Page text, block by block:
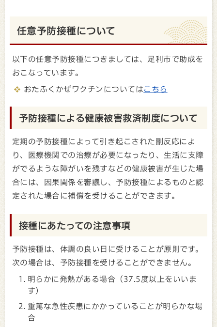
任意予防接種について
以下の任意予防接種につきましては、足利市で助成を
おこなっています。
おたふくかぜワクチンについてはこちら
予防接種による健康被害救済制度について
定期の予防接種によって引き起こされた副反応によ
り、医療機関での治療が必要になったり、生活に支障
がでるような障がいを残すなどの健康被害が生じた場
合には、因果関係を審議し、予防接種によるものと認
定された場合に補償を受けることができます。
接種にあたっての注意事項
予防接種は、体調の良い日に受けることが原則です。
次の場合は、予防接種を受けることができません。
明らかに発熱がある場合（37.5度以上をいいま
す）
重篤な急性疾患にかかっていることが明らかな場
合